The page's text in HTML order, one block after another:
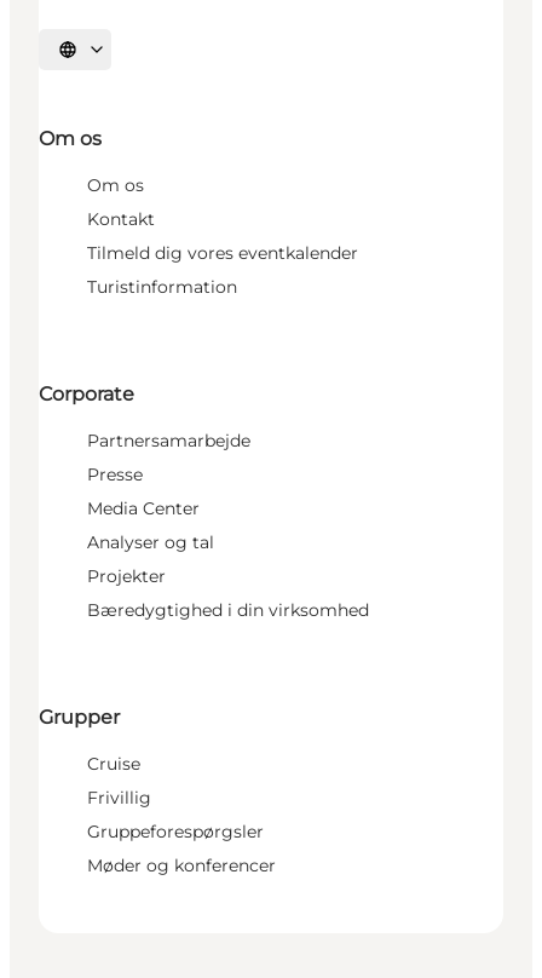
Vælg sprog
Om os
Om os
Kontakt
Tilmeld dig vores eventkalender
Turistinformation
Corporate
Partnersamarbejde
Presse
Media Center
Analyser og tal
Projekter
Bæredygtighed i din virksomhed
Grupper
Cruise
Frivillig
Gruppeforespørgsler
Møder og konferencer